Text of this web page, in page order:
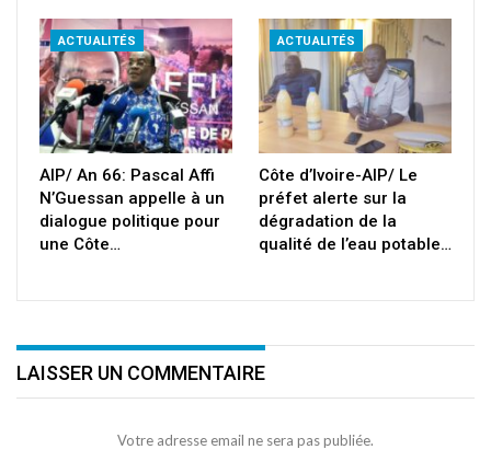
ACTUALITÉS
AIP/ An 66: Pascal Affi
N’Guessan appelle à un
dialogue politique pour
une Côte…
ACTUALITÉS
Côte d’Ivoire-AIP/ Le
préfet alerte sur la
dégradation de la
qualité de l’eau potable…
LAISSER UN COMMENTAIRE
Votre adresse email ne sera pas publiée.